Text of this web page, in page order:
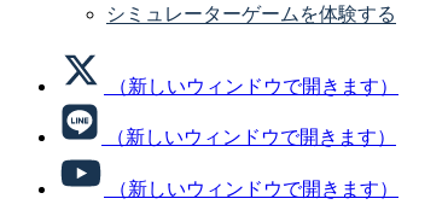
シミュレーターゲームを体験する
（新しいウィンドウで開きます）
（新しいウィンドウで開きます）
（新しいウィンドウで開きます）